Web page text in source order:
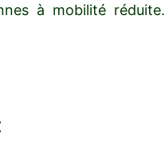
à mobilité réduite.